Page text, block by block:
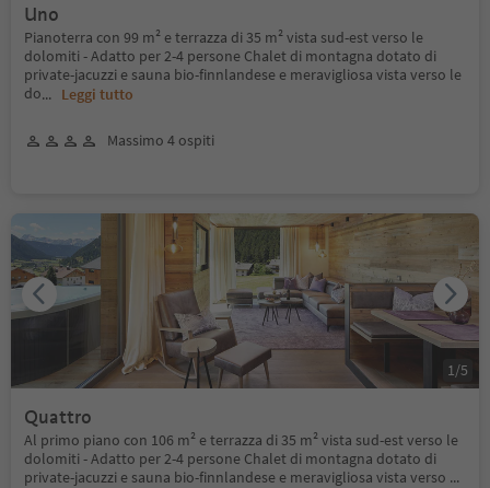
Uno
Pianoterra con 99 m² e terrazza di 35 m² vista sud-est verso le
dolomiti - Adatto per 2-4 persone Chalet di montagna dotato di
private-jacuzzi e sauna bio-finnlandese e meravigliosa vista verso le
do... Leggi tutto
Massimo 4 ospiti
Quattro
Al primo piano con 106 m² e terrazza di 35 m² vista sud-est verso le
dolomiti - Adatto per 2-4 persone Chalet di montagna dotato di
private-jacuzzi e sauna bio-finnlandese e meravigliosa vista verso ...
1/5